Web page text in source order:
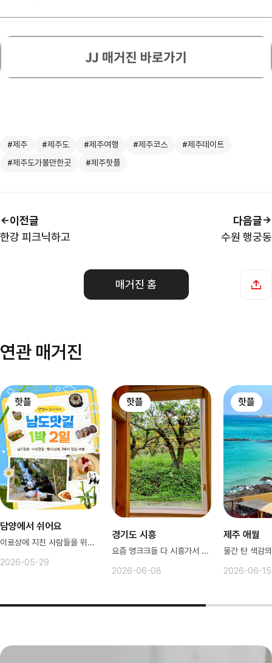
#제주 #제주도 #제주여행 #제주코스
#제주데이트
#제주도가볼만한곳
#제주핫플
이전글
한강 피크닉하고
수원 행궁동
다음글
매거진 홈
연관 매거진
핫플
담양에서 쉬어요
이료상에 지친 사람들을 위한 감성충전
2026-05-29
핫플
경기도 시흥
요즘 영크크들 다 시흥가서 논다
2026-06-08
핫플
제주 애월
2026-06-15